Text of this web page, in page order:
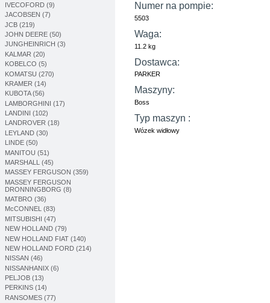
IVECOFORD (9)
JACOBSEN (7)
JCB (219)
JOHN DEERE (50)
JUNGHEINRICH (3)
KALMAR (20)
KOBELCO (5)
KOMATSU (270)
KRAMER (14)
KUBOTA (56)
LAMBORGHINI (17)
LANDINI (102)
LANDROVER (18)
LEYLAND (30)
LINDE (50)
MANITOU (51)
MARSHALL (45)
MASSEY FERGUSON (359)
MASSEY FERGUSON
DRONNINGBORG (8)
MATBRO (36)
McCONNEL (83)
MITSUBISHI (47)
NEW HOLLAND (79)
NEW HOLLAND FIAT (140)
NEW HOLLAND FORD (214)
NISSAN (46)
NISSANHANIX (6)
PELJOB (13)
PERKINS (14)
RANSOMES (77)
Numer na pompie:
5503
Waga:
11.2 kg
Dostawca:
PARKER
Maszyny:
Boss
Typ maszyn :
Wózek widłowy